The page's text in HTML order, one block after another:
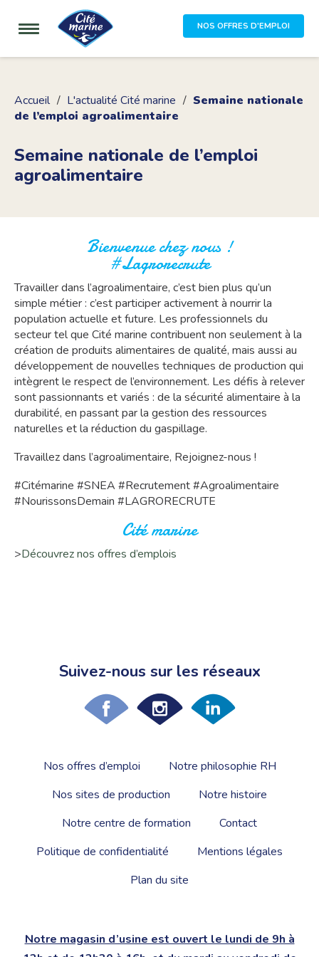
NOS OFFRES D'EMPLOI
Accueil L'actualité Cité marine
Semaine nationale
de l’emploi agroalimentaire
Semaine nationale de l’emploi
agroalimentaire
Bienvenue chez nous !
#Lagrorecrute
Travailler dans l’agroalimentaire, c’est bien plus qu’un
simple métier : c’est participer activement à nourrir la
population actuelle et future. Les professionnels du
secteur tel que Cité marine contribuent non seulement à la
création de produits alimentaires de qualité, mais aussi au
développement de nouvelles techniques de production qui
intègrent le respect de l’environnement. Les défis à relever
sont passionnants et variés : de la sécurité alimentaire à la
durabilité, en passant par la gestion des ressources
naturelles et la réduction du gaspillage.
Travaillez dans l’agroalimentaire, Rejoignez-nous !
#Citémarine #SNEA #Recrutement #Agroalimentaire
#NourissonsDemain #LAGRORECRUTE
Cité marine
>Découvrez nos offres d’emplois
Suivez-nous sur les réseaux
Nos offres d’emploi
Notre philosophie RH
Nos sites de production
Notre histoire
Notre centre de formation
Contact
Politique de confidentialité
Mentions légales
Plan du site
Notre magasin d’usine est ouvert le lundi de 9h à